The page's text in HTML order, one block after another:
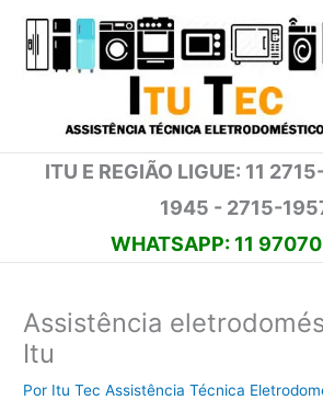
para
ITU E REGIÃO LIGUE: 11
1945 - 2715-
WHATSAPP: 11
Assistência
Itu
Por Itu Tec Assistência Técnica